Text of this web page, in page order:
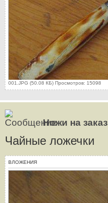
001.JPG (50.08 КБ) Просмотров: 15098
Ножи на заказ
Чайные ложечки
ВЛОЖЕНИЯ